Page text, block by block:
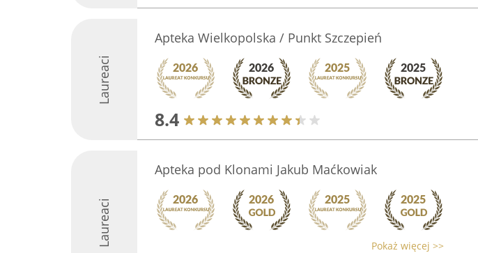
Laureaci
Apteka Wielkopolska / Punkt Szczepień
8.4
Laureaci
Apteka pod Klonami Jakub Maćkowiak
Pokaż więcej >>